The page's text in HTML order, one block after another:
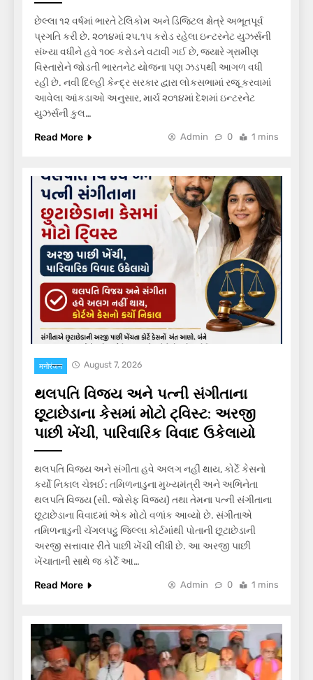
છેલ્લા ૧૨ વર્ષમાં ભારતે ટેલિકોમ અને ડિજિટલ ક્ષેત્રે અભૂતપૂર્વ
પ્રગતિ કરી છે. ૨૦૧૪માં ૨૫.૧૫ કરોડ રહેલા ઇન્ટરનેટ યુઝર્સની
સંખ્યા વધીને હવે ૧૦૯ કરોડને વટાવી ગઈ છે, જ્યારે ગ્રામીણ
વિસ્તારોને જોડતી ભારતનેટ યોજના પણ ઝડપથી આગળ વધી
રહી છે. નવી દિલ્હી કેન્દ્ર સરકાર દ્વારા લોકસભામાં રજૂ કરવામાં
આવેલા આંકડાઓ અનુસાર, માર્ચ ૨૦૧૪માં દેશમાં ઇન્ટરનેટ
યુઝર્સની કુલ…
Read More
Admin 0 1 mins
मनोरंजन August 7, 2026
થલપતિ વિજય અને પત્ની સંગીતાના
છૂટાછેડાના કેસમાં મોટો ટ્વિસ્ટ: અરજી
પાછી ખેંચી, પારિવારિક વિવાદ ઉકેલાયો
થલપતિ વિજય અને સંગીતા હવે અલગ નહીં થાય, કોર્ટે કેસનો
કર્યો નિકાલ ચેન્નઈ: તમિળનાડુના મુખ્યમંત્રી અને અભિનેતા
થલપતિ વિજય (સી. જોસેફ વિજય) તથા તેમના પત્ની સંગીતાના
છૂટાછેડાના વિવાદમાં એક મોટો વળાંક આવ્યો છે. સંગીતાએ
તમિળનાડુની ચેંગલપટ્ટુ જિલ્લા કોર્ટમાંથી પોતાની છૂટાછેડાની
અરજી સત્તાવાર રીતે પાછી ખેંચી લીધી છે. આ અરજી પાછી
ખેંચાતાની સાથે જ કોર્ટે આ…
Read More
Admin 0 1 mins